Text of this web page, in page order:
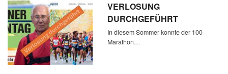
VERLOSUNG
DURCHGEFÜHRT
In diesem Sommer konnte der 100
Marathon…